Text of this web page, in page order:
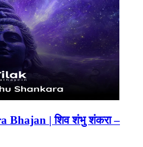
Bhajan | शिव शंभु शंकरा –